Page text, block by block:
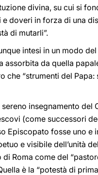
divina, su cui si
doveri in forza di una
di mutarli”.
intesi in un modo
assorbita da quella
che “strumenti del
insegnamento del
(come successori
Episcopato fosse uno
e visibile dell’unità
Roma come del
è la “potestà di